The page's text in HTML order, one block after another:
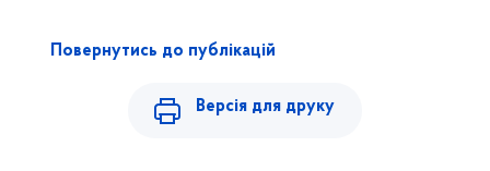
Повернутись до публікацій
Версія для друку